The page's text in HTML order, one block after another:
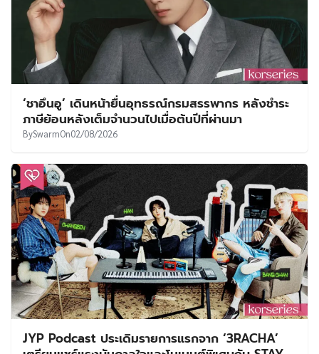
‘ชาอึนอู’ เดินหน้ายื่นอุทธรณ์กรมสรรพากร หลังชำระ
ภาษีย้อนหลังเต็มจำนวนไปเมื่อต้นปีที่ผ่านมา
BySwarmOn02/08/2026
JYP Podcast ประเดิมรายการแรกจาก ‘3RACHA’